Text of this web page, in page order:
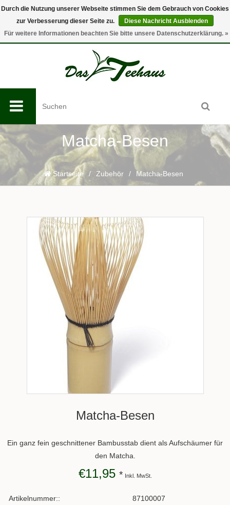
0
Matcha-Besen
Startseite / Zubehör / Matcha-Besen
Matcha-Besen
Ein ganz fein geschnittener Bambusstab dient als Aufschäumer für
den Matcha.
€11,95 * Inkl. MwSt.
Artikelnummer:: 87100007
Durch die Nutzung unserer Webseite stimmen Sie dem Gebrauch von Cookies
zur Verbesserung dieser Seite zu.
Diese Nachricht Ausblenden
Für weitere Informationen beachten Sie bitte unsere Datenschutzerklärung. »